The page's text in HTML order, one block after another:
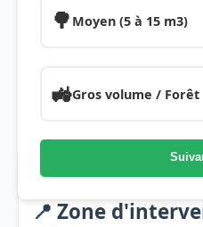
🌳 Moyen (5 à 15 m3)
🚜Gros volume / Forêt
📍 Zone